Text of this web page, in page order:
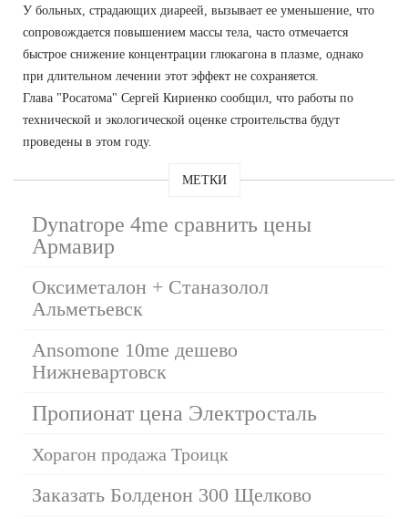
У больных, страдающих диареей, вызывает ее уменьшение, что
сопровождается повышением массы тела, часто отмечается
быстрое снижение концентрации глюкагона в плазме, однако
при длительном лечении этот эффект не сохраняется.
Глава "Росатома" Сергей Кириенко сообщил, что работы по
технической и экологической оценке строительства будут
проведены в этом году.
МЕТКИ
Dynatrope 4me сравнить цены
Армавир
Оксиметалон + Станазолол
Альметьевск
Ansomone 10me дешево
Нижневартовск
Пропионат цена Электросталь
Хорагон продажа Троицк
Заказать Болденон 300 Щелково